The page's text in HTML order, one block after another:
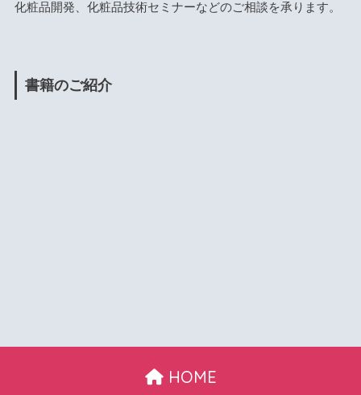
化粧品開発、化粧品技術セミナーなどのご相談を承ります。
書籍のご紹介
HOME